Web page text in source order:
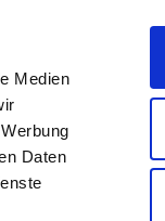
Medien
Daten
Unternehmen